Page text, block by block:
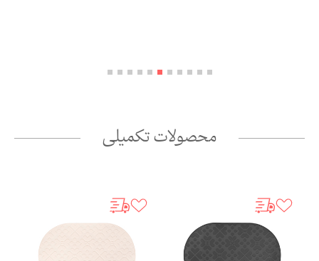
محصولات تکمیلی